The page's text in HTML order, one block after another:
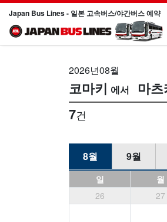
Japan Bus Lines - 일본 고속버스/야간버스 예약
2026년08월
코마키 마
7건
8월 9월
일 월
26
27